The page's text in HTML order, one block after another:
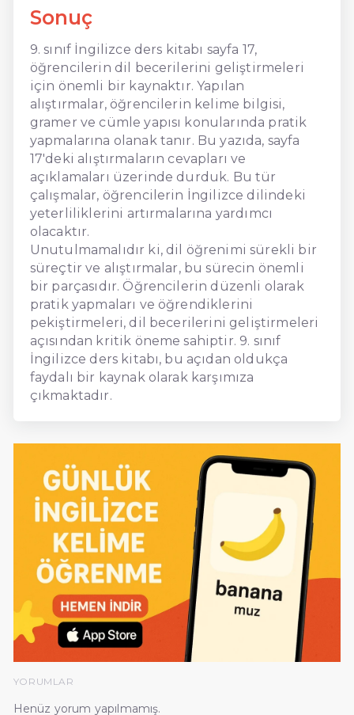
Sonuç
9. sınıf İngilizce ders kitabı sayfa 17,
öğrencilerin dil becerilerini geliştirmeleri
için önemli bir kaynaktır. Yapılan
alıştırmalar, öğrencilerin kelime bilgisi,
gramer ve cümle yapısı konularında pratik
yapmalarına olanak tanır. Bu yazıda, sayfa
17'deki alıştırmaların cevapları ve
açıklamaları üzerinde durduk. Bu tür
çalışmalar, öğrencilerin İngilizce dilindeki
yeterliliklerini artırmalarına yardımcı
olacaktır.
Unutulmamalıdır ki, dil öğrenimi sürekli bir
süreçtir ve alıştırmalar, bu sürecin önemli
bir parçasıdır. Öğrencilerin düzenli olarak
pratik yapmaları ve öğrendiklerini
pekiştirmeleri, dil becerilerini geliştirmeleri
açısından kritik öneme sahiptir. 9. sınıf
İngilizce ders kitabı, bu açıdan oldukça
faydalı bir kaynak olarak karşımıza
çıkmaktadır.
YORUMLAR
Henüz yorum yapılmamış.